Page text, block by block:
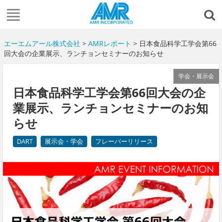
エーエムアール株式会社 > AMRレポート > 日本食品科学工学会第66
回大会の企業展示、ランチョンセミナーのお知らせ
学会・展示会
日本食品科学工学会第66回大会の企
業展示、ランチョンセミナーのお知
らせ
DART 展示会・学会 フレーバーリリース